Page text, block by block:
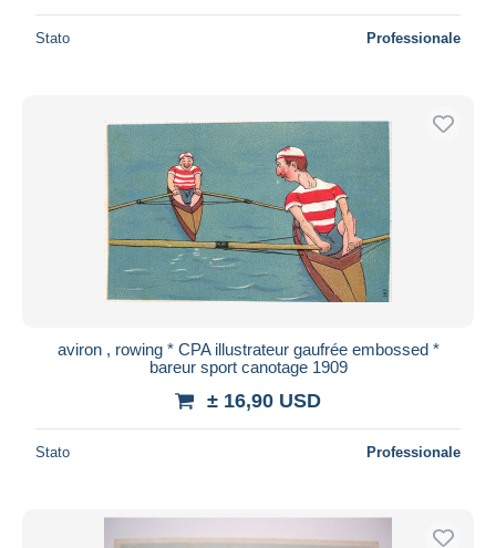
Stato Professionale
aviron , rowing * CPA illustrateur gaufrée embossed *
bareur sport canotage 1909
± 16,90 USD
Stato Professionale